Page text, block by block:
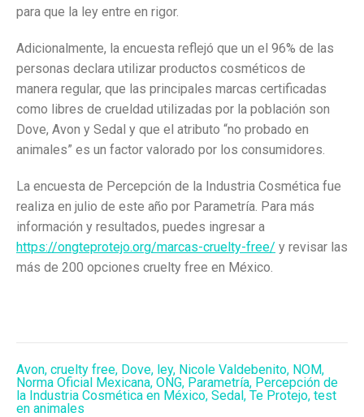
para que la ley entre en rigor.
Adicionalmente, la encuesta reflejó que un el 96% de las
personas declara utilizar productos cosméticos de
manera regular, que las principales marcas certificadas
como libres de crueldad utilizadas por la población son
Dove, Avon y Sedal y que el atributo “no probado en
animales” es un factor valorado por los consumidores.
La encuesta de Percepción de la Industria Cosmética fue
realiza en julio de este año por Parametría. Para más
información y resultados, puedes ingresar a
https://ongteprotejo.org/marcas-cruelty-free/ y revisar las
más de 200 opciones cruelty free en México.
Avon, cruelty free, Dove, ley, Nicole Valdebenito, NOM,
Norma Oficial Mexicana, ONG, Parametría, Percepción de
la Industria Cosmética en México, Sedal, Te Protejo, test
en animales